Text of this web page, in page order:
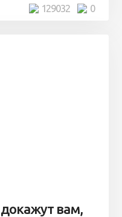
0
129032
вам,